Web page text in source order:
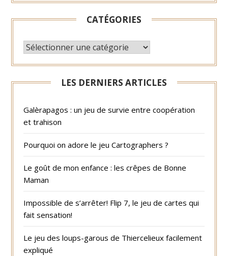
CATÉGORIES
CATÉGORIES
LES DERNIERS ARTICLES
Galèrapagos : un jeu de survie entre coopération
et trahison
Pourquoi on adore le jeu Cartographers ?
Le goût de mon enfance : les crêpes de Bonne
Maman
Impossible de s’arrêter! Flip 7, le jeu de cartes qui
fait sensation!
Le jeu des loups-garous de Thiercelieux facilement
expliqué